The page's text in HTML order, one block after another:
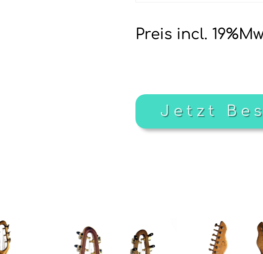
Preis incl.
Jetzt